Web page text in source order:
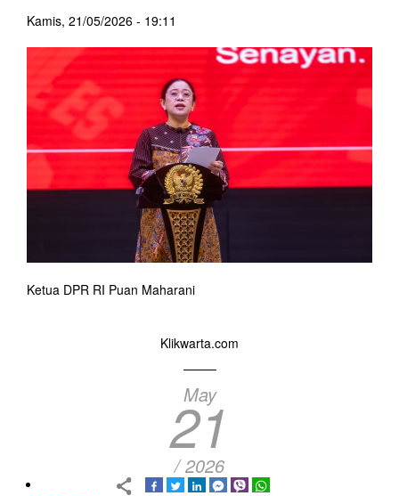
Kamis, 21/05/2026 - 19:11
Ketua DPR RI Puan Maharani
Klikwarta.com
May
21
/ 2026